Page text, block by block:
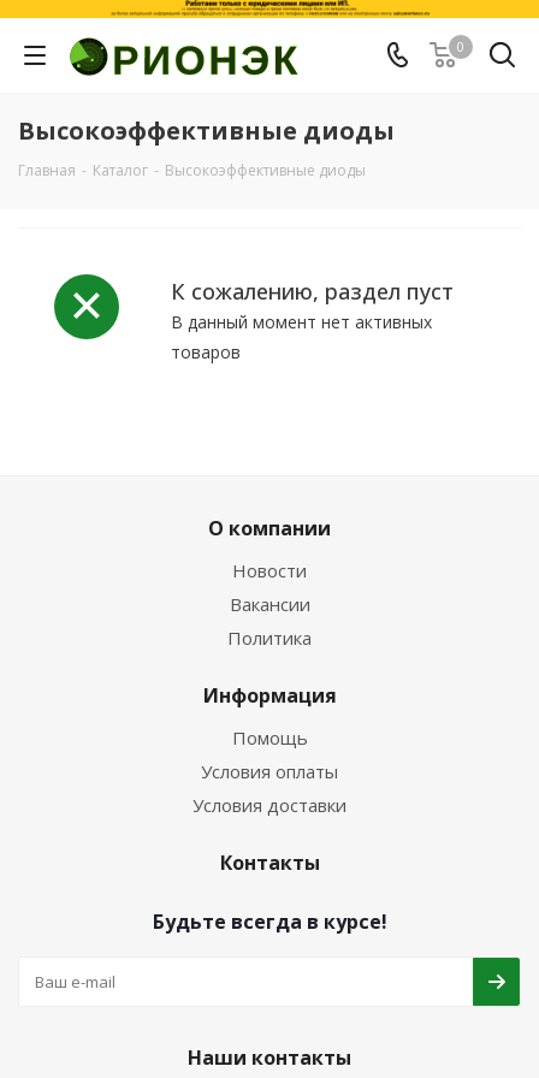
0
Высокоэффективные диоды
Главная - Каталог - Высокоэффективные диоды
К сожалению, раздел пуст
В данный момент нет активных
товаров
О компании
Новости
Вакансии
Политика
Информация
Помощь
Условия оплаты
Условия доставки
Контакты
Будьте всегда в курсе!
Наши контакты